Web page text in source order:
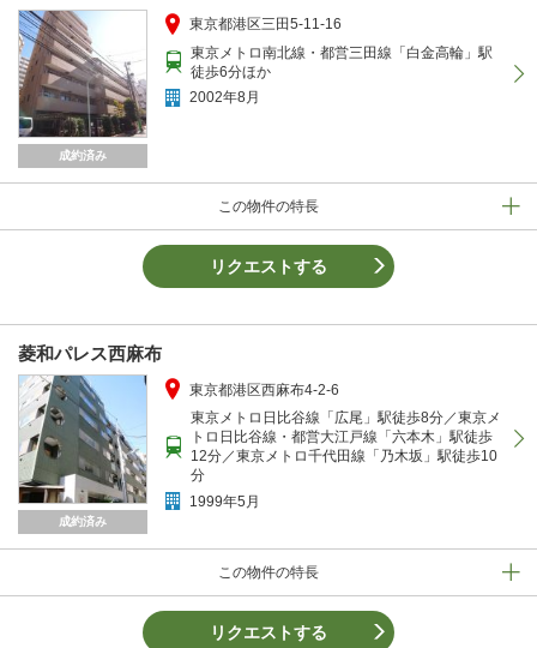
成約済み
この物件の特長
東京都港区三田5-11-16
東京メトロ南北線・都営三田線「白金高輪」駅
徒歩6分ほか
2002年8月
リクエストする
菱和パレス西麻布
成約済み
この物件の特長
東京都港区西麻布4-2-6
東京メトロ日比谷線「広尾」駅徒歩8分／東京メ
トロ日比谷線・都営大江戸線「六本木」駅徒歩
12分／東京メトロ千代田線「乃木坂」駅徒歩10
分
1999年5月
リクエストする